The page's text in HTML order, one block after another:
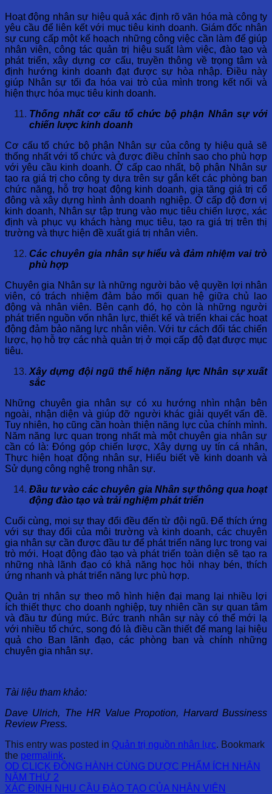
Hoạt động nhân sự hiệu quả xác định rõ văn hóa mà công ty
yêu cầu để liên kết với mục tiêu kinh doanh. Giám đốc nhân
sự cung cấp một kế hoạch những công việc cần làm để giúp
nhân viên, công tác quản trị hiệu suất làm việc, đào tạo và
phát triển, xây dựng cơ cấu, truyền thông về trọng tâm và
định hướng kinh doanh đạt được sự hòa nhập. Điều này
giúp Nhân sự tối đa hóa vai trò của mình trong kết nối và
hiện thực hóa mục tiêu kinh doanh.
Thống nhất cơ cấu tổ chức bộ phận Nhân sự với
chiến lược kinh doanh
Cơ cấu tổ chức bộ phận Nhân sự của công ty hiệu quả sẽ
thống nhất với tổ chức và được điều chỉnh sao cho phù hợp
với yêu cầu kinh doanh. Ở cấp cao nhất, bộ phận Nhân sự
tạo ra giá trị cho công ty dựa trên sự gắn kết các phòng ban
chức năng, hỗ trợ hoạt động kinh doanh, gia tăng giá trị cổ
đông và xây dựng hình ảnh doanh nghiệp. Ở cấp độ đơn vị
kinh doanh, Nhân sự tập trung vào mục tiêu chiến lược, xác
định và phục vụ khách hàng mục tiêu, tạo ra giá trị trên thị
trường và thực hiện đề xuất giá trị nhân viên.
Các chuyên gia nhân sự hiểu và đảm nhiệm vai trò
phù hợp
Chuyên gia Nhân sự là những người bảo vệ quyền lợi nhân
viên, có trách nhiệm đảm bảo mối quan hệ giữa chủ lao
động và nhân viên. Bên cạnh đó, họ còn là những người
phát triển nguồn vốn nhân lực, thiết kế và triển khai các hoạt
động đảm bảo năng lực nhân viên. Với tư cách đối tác chiến
lược, họ hỗ trợ các nhà quản trị ở mọi cấp độ đạt được mục
tiêu.
Xây dựng đội ngũ thể hiện năng lực Nhân sự xuất
sắc
Những chuyên gia nhân sự có xu hướng nhìn nhận bên
ngoài, nhận diện và giúp đỡ người khác giải quyết vấn đề.
Tuy nhiên, họ cũng cần hoàn thiện năng lực của chính mình.
Năm năng lực quan trọng nhất mà một chuyên gia nhân sự
cần có là: Đóng góp chiến lược, Xây dựng uy tín cá nhân,
Thực hiện hoạt động nhân sự, Hiểu biết về kinh doanh và
Sử dụng công nghệ trong nhân sự.
Đầu tư vào các chuyên gia Nhân sự thông qua hoạt
động đào tạo và trải nghiệm phát triển
Cuối cùng, mọi sự thay đổi đều đến từ đội ngũ. Để thích ứng
với sự thay đổi của môi trường và kinh doanh, các chuyên
gia nhân sự cần được đầu tư để phát triển năng lực trong vai
trò mới. Hoạt động đào tạo và phát triển toàn diện sẽ tạo ra
những nhà lãnh đạo có khả năng học hỏi nhạy bén, thích
ứng nhanh và phát triển năng lực phù hợp.
Quản trị nhân sự theo mô hình hiện đại mang lại nhiều lợi
ích thiết thực cho doanh nghiệp, tuy nhiên cần sự quan tâm
và đầu tư đúng mức. Bức tranh nhân sự này có thể mới lạ
với nhiều tổ chức, song đó là điều cần thiết để mang lại hiệu
quả cho Ban lãnh đạo, các phòng ban và chính những
chuyên gia nhân sự.
Tài liệu tham khảo:
Dave Ulrich, The HR Value Propotion, Harvard Bussiness
Review Press.
This entry was posted in Quản trị nguồn nhân lực. Bookmark
the permalink.
OD CLICK ĐỒNG HÀNH CÙNG DƯỢC PHẨM ÍCH NHÂN
NĂM THỨ 2
XÁC ĐỊNH NHU CẦU ĐÀO TẠO CỦA NHÂN VIÊN